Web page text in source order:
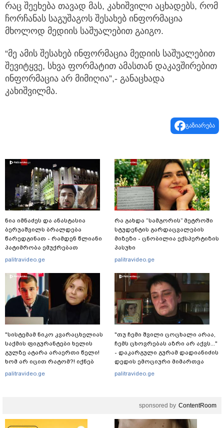
რაც შეეხება თავად მას, კახიშვილი აცხადებს, რომ
ჩორჩანას საგუშაგოს შესახებ ინფორმაცია
მხოლოდ მედიის საშუალებით გაიგო.
“მე ამის შესახებ ინფორმაცია მედიის საშუალებით
შევიტყვე, სხვა ფორმატით ამასთან დაკავშირებით
ინფორმაცია არ მიმიღია”,- განაცხადა
კახიშვილმა.
გაზიარება
ნია იმნაძეს და ანასტასია
ბერუაშვილს ბრალდება
წარედგინათ - რამდენ წლიანი
პატიმრობა ემუქრებათ
არასრულწლოვნებს?
palitravideo.ge
"სისტემამ ნიკო კვარაცხელიას
საქმის ფიგურანტები ხელის
გულზე ატარა არაერთი წელი!
ხომ არ იცით რატომ?! იქნებ
იმიტომ რომ თავად
palitravideo.ge
რა გახდა “სამგორის” მეტროში
სტუდენტის გარდაცვალების
მიზეზი - ცნობილია ექსპერტიზის
პასუხი
palitravideo.ge
"თუ ჩემი შვილი ცოცხალი არაა,
ჩემს ცხოვრებას აზრი არ აქვს..."
- დაკარგული გურამ დადიანიძის
დედის ემოციური მიმართვა
palitravideo.ge
sponsored by ContentRoom